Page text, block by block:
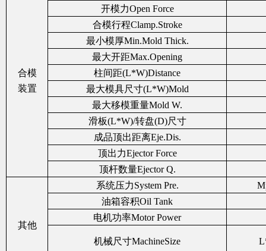
合模
装置
开模力Open Force
合模行程Clamp.Stroke
最小模厚Min.Mold Thick.
最大开距Max.Opening
柱间距(L*W)Distance
最大模具尺寸(L*W)Mold
最大移模重量Mold W.
滑板(L*W)/转盘(D)尺寸
成品顶出距离Eje.Dis.
顶出力Ejector Force
顶杆数量Ejector Q.
其他
系统压力System Pre.
油箱容积Oil Tank
电机功率Motor Power
机械尺寸MachineSize